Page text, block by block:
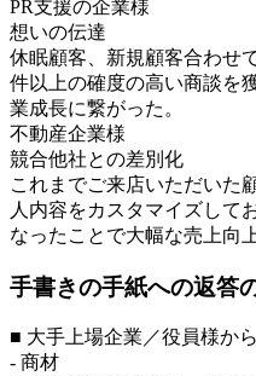
PR支援の企業様
想いの伝達
休眠顧客、新規顧客合わせ
件以上の確度の高い商談を
業成長に繋がった。
不動産企業様
競合他社との差別化
これまでご来店いただいた
人内容をカスタマイズして
なったことで大幅な売上向
手書きの手紙への返答
■ 大手上場企業／役員様か
- 商材